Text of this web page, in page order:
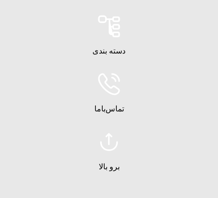
دسته بندی
تماس‌با‌ما
برو بالا